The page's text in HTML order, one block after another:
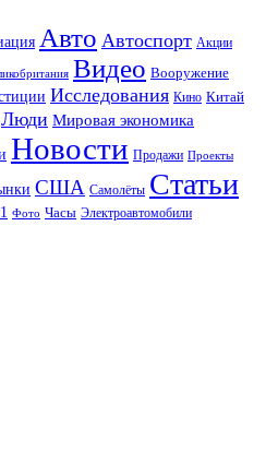
Авто Автоспорт Акции
Видео Вооружение
Исследования Кино Китай
Люди Мировая экономика
Новости Продажи Проекты
США Самолёты Статьи
Фото Часы Электроавтомобили